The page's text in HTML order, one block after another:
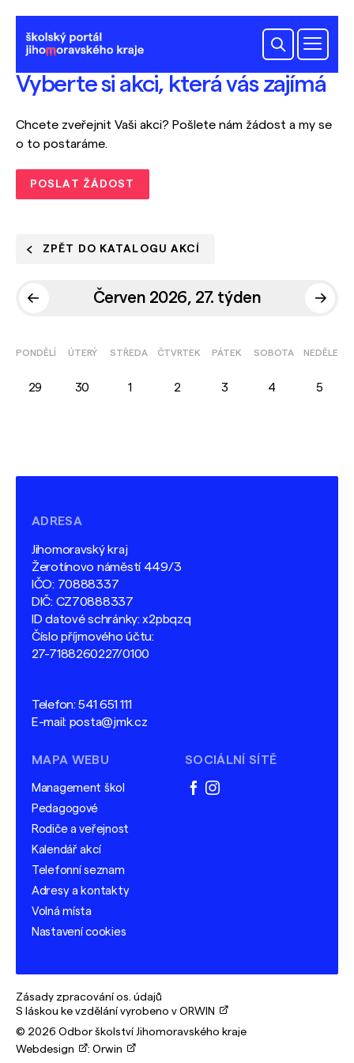
Vyberte si akci, která vás zajímá
Chcete zveřejnit Vaši akci? Pošlete nám žádost a my se
o to postaráme.
POSLAT ŽÁDOST
ZPĚT DO KATALOGU AKCÍ
Červen 2026, 27. týden
PONDĚLÍ ÚTERÝ STŘEDA ČTVRTEK PÁTEK SOBOTA NEDĚLE
29 30 1 2 3 4 5
ADRESA
Jihomoravský kraj
Žerotínovo náměstí 449/3
IČO: 70888337
DIČ: CZ70888337
ID datové schránky: x2pbqzq
Číslo příjmového účtu:
27-7188260227/0100
Telefon:541 651 111
E-mail: posta@jmk.cz
MAPA WEBU
Management škol
Pedagogové
Rodiče a veřejnost
Kalendář akcí
Telefonní seznam
Adresy a kontakty
Volná místa
Nastavení cookies
SOCIÁLNÍ SÍTĚ
facebook
instagram
Zásady zpracování os. údajů
S láskou ke vzdělání vyrobeno v ORWIN
© 2026 Odbor školství Jihomoravského kraje
Webdesign
: Orwin